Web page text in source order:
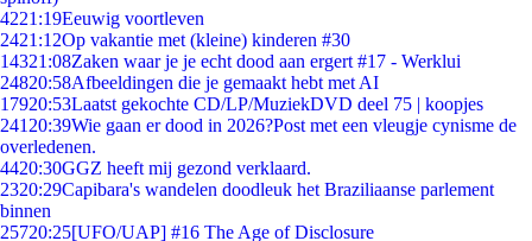
4221:19Eeuwig voortleven
2421:12Op vakantie met (kleine) kinderen #30
14321:08Zaken waar je je echt dood aan ergert #17 - Werklui
24820:58Afbeeldingen die je gemaakt hebt met AI
17920:53Laatst gekochte CD/LP/MuziekDVD deel 75 | koopjes
241 20:39Wie gaan er dood in 2026?Post met een vleugje cynisme de
overledenen.
4420:30GGZ heeft mij gezond verklaard.
2320:29Capibara's wandelen doodleuk het Braziliaanse parlement
binnen
25720:25[UFO/UAP] #16 The Age of Disclosure